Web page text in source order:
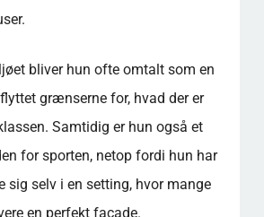
bliver hun ofte omtalt som en
grænserne for, hvad der er
Samtidig er hun også et
for sporten, netop fordi hun har
selv i en setting, hvor mange
en perfekt facade.